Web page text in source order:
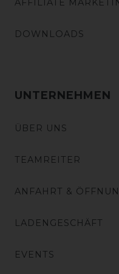
AFFILIATE
DOWNLOADS
UNTERNEHMEN
ÜBER UNS
TEAMREITER
ANFAHRT &
LADENGESCHÄFT
EVENTS